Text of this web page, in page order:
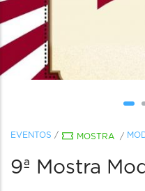
EVENTOS / MOSTRA /
9ª Mostra